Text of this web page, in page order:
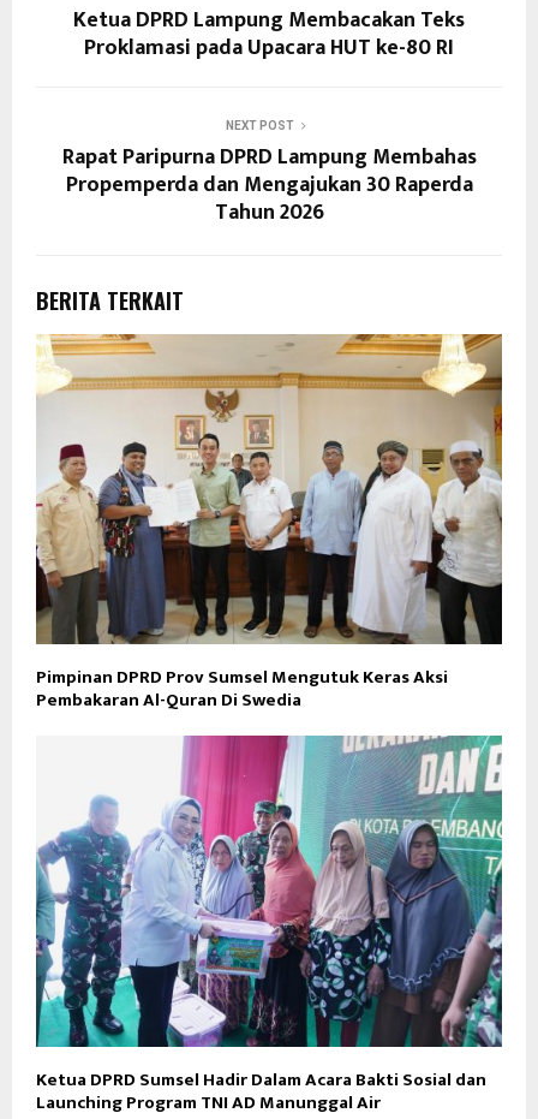
Ketua DPRD Lampung Membacakan Teks
Proklamasi pada Upacara HUT ke-80 RI
NEXT POST
Rapat Paripurna DPRD Lampung Membahas
Propemperda dan Mengajukan 30 Raperda
Tahun 2026
BERITA TERKAIT
Pimpinan DPRD Prov Sumsel Mengutuk Keras Aksi
Pembakaran Al-Quran Di Swedia
Ketua DPRD Sumsel Hadir Dalam Acara Bakti Sosial dan
Launching Program TNI AD Manunggal Air